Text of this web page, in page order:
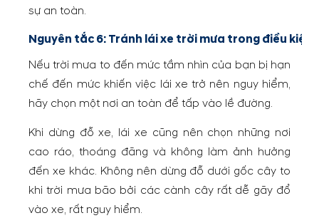
sự an toàn.
Nguyên tắc 6: Tránh lái xe trời mưa trong điều
Nếu trời mưa to đến mức tầm nhìn của bạn bị hạn
chế đến mức khiến việc lái xe trở nên nguy hiểm,
hãy chọn một nơi an toàn để tấp vào lề đường.
Khi dừng đỗ xe, lái xe cũng nên chọn những nơi
cao ráo, thoáng đãng và không làm ảnh hưởng
đến xe khác. Không nên dừng đỗ dưới gốc cây to
khi trời mưa bão bởi các cành cây rất dễ gãy đổ
vào xe, rất nguy hiểm.